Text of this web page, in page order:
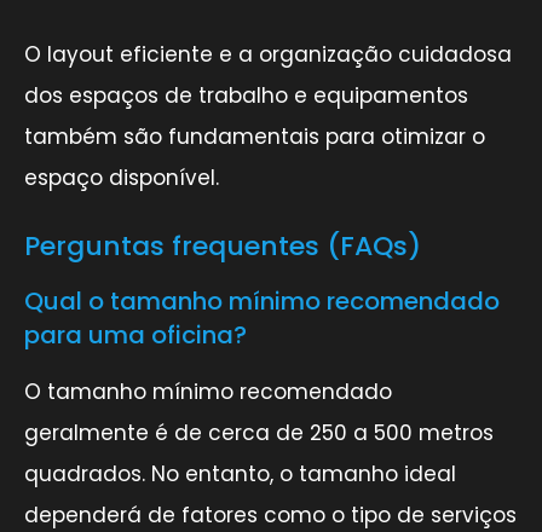
O layout eficiente e a organização cuidadosa
dos espaços de trabalho e equipamentos
também são fundamentais para otimizar o
espaço disponível.
Perguntas frequentes (FAQs)
Qual o tamanho mínimo recomendado
para uma oficina?
O tamanho mínimo recomendado
geralmente é de cerca de 250 a 500 metros
quadrados. No entanto, o tamanho ideal
dependerá de fatores como o tipo de serviços